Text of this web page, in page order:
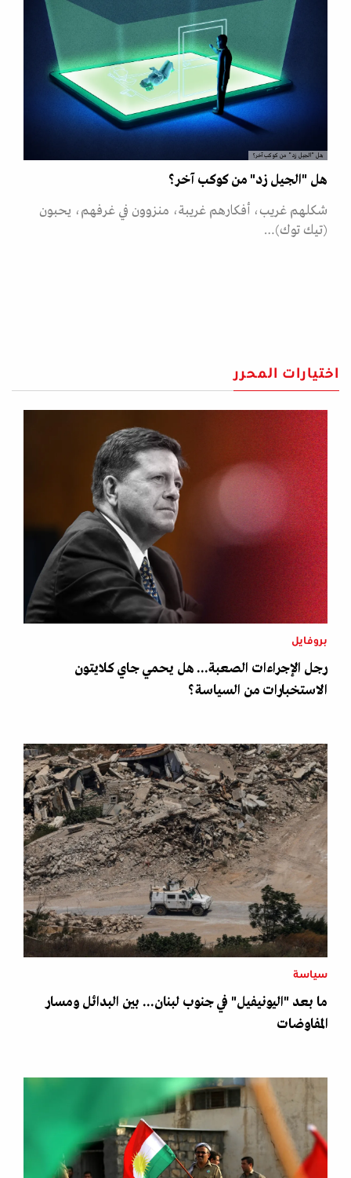
هل "الجيل زد" من كوكب آخر؟
هل "الجيل زد" من كوكب آخر؟
شكلهم غريب، أفكارهم غريبة، منزوون في غرفهم، يحبون
(تيك توك)…
اختيارات المحرر
بروفايل
رجل الإجراءات الصعبة... هل يحمي جاي كلايتون
الاستخبارات من السياسة؟
سياسة
ما بعد "اليونيفيل" في جنوب لبنان... بين البدائل ومسار
المفاوضات